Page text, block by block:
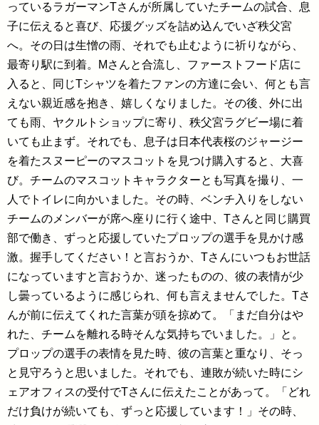
っているラガーマンTさんが所属していたチームの試合、息
子に伝えると喜び、応援グッズを詰め込んでいざ秩父宮
へ。その日は生憎の雨、それでも止むように祈りながら、
最寄り駅に到着。Mさんと合流し、ファーストフード店に
入ると、同じTシャツを着たファンの方達に会い、何とも言
えない親近感を抱き、嬉しくなりました。その後、外に出
ても雨、ヤクルトショップに寄り、秩父宮ラグビー場に着
いても止まず。それでも、息子は日本代表桜のジャージー
を着たスヌーピーのマスコットを見つけ購入すると、大喜
び。チームのマスコットキャラクターとも写真を撮り、一
人でトイレに向かいました。その時、ベンチ入りをしない
チームのメンバーが席へ座りに行く途中、Tさんと同じ購買
部で働き、ずっと応援していたプロップの選手を見かけ感
激。握手してください！と言おうか、Tさんにいつもお世話
になっていますと言おうか、迷ったものの、彼の表情が少
し曇っているように感じられ、何も言えませんでした。Tさ
んが前に伝えてくれた言葉が頭を掠めて。「まだ自分はや
れた、チームを離れる時そんな気持ちでいました。」と。
プロップの選手の表情を見た時、彼の言葉と重なり、そっ
と見守ろうと思いました。それでも、連敗が続いた時にシ
ェアオフィスの受付でTさんに伝えたことがあって。「どれ
だけ負けが続いても、ずっと応援しています！」その時、